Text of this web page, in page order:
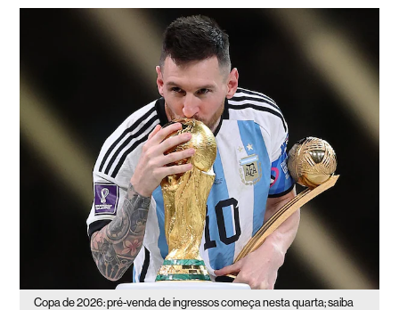
Copa de 2026: pré-venda de ingressos começa nesta quarta; saiba